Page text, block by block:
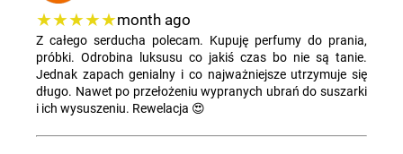
★★★★★month ago
Z całego serducha polecam. Kupuję perfumy do prania,
próbki. Odrobina luksusu co jakiś czas bo nie są tanie.
Jednak zapach genialny i co najważniejsze utrzymuje się
długo. Nawet po przełożeniu wypranych ubrań do suszarki
i ich wysuszeniu. Rewelacja 😍